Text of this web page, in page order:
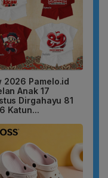
2026 Pamelo.id
Anak 17
Dirgahayu 81
Katun...